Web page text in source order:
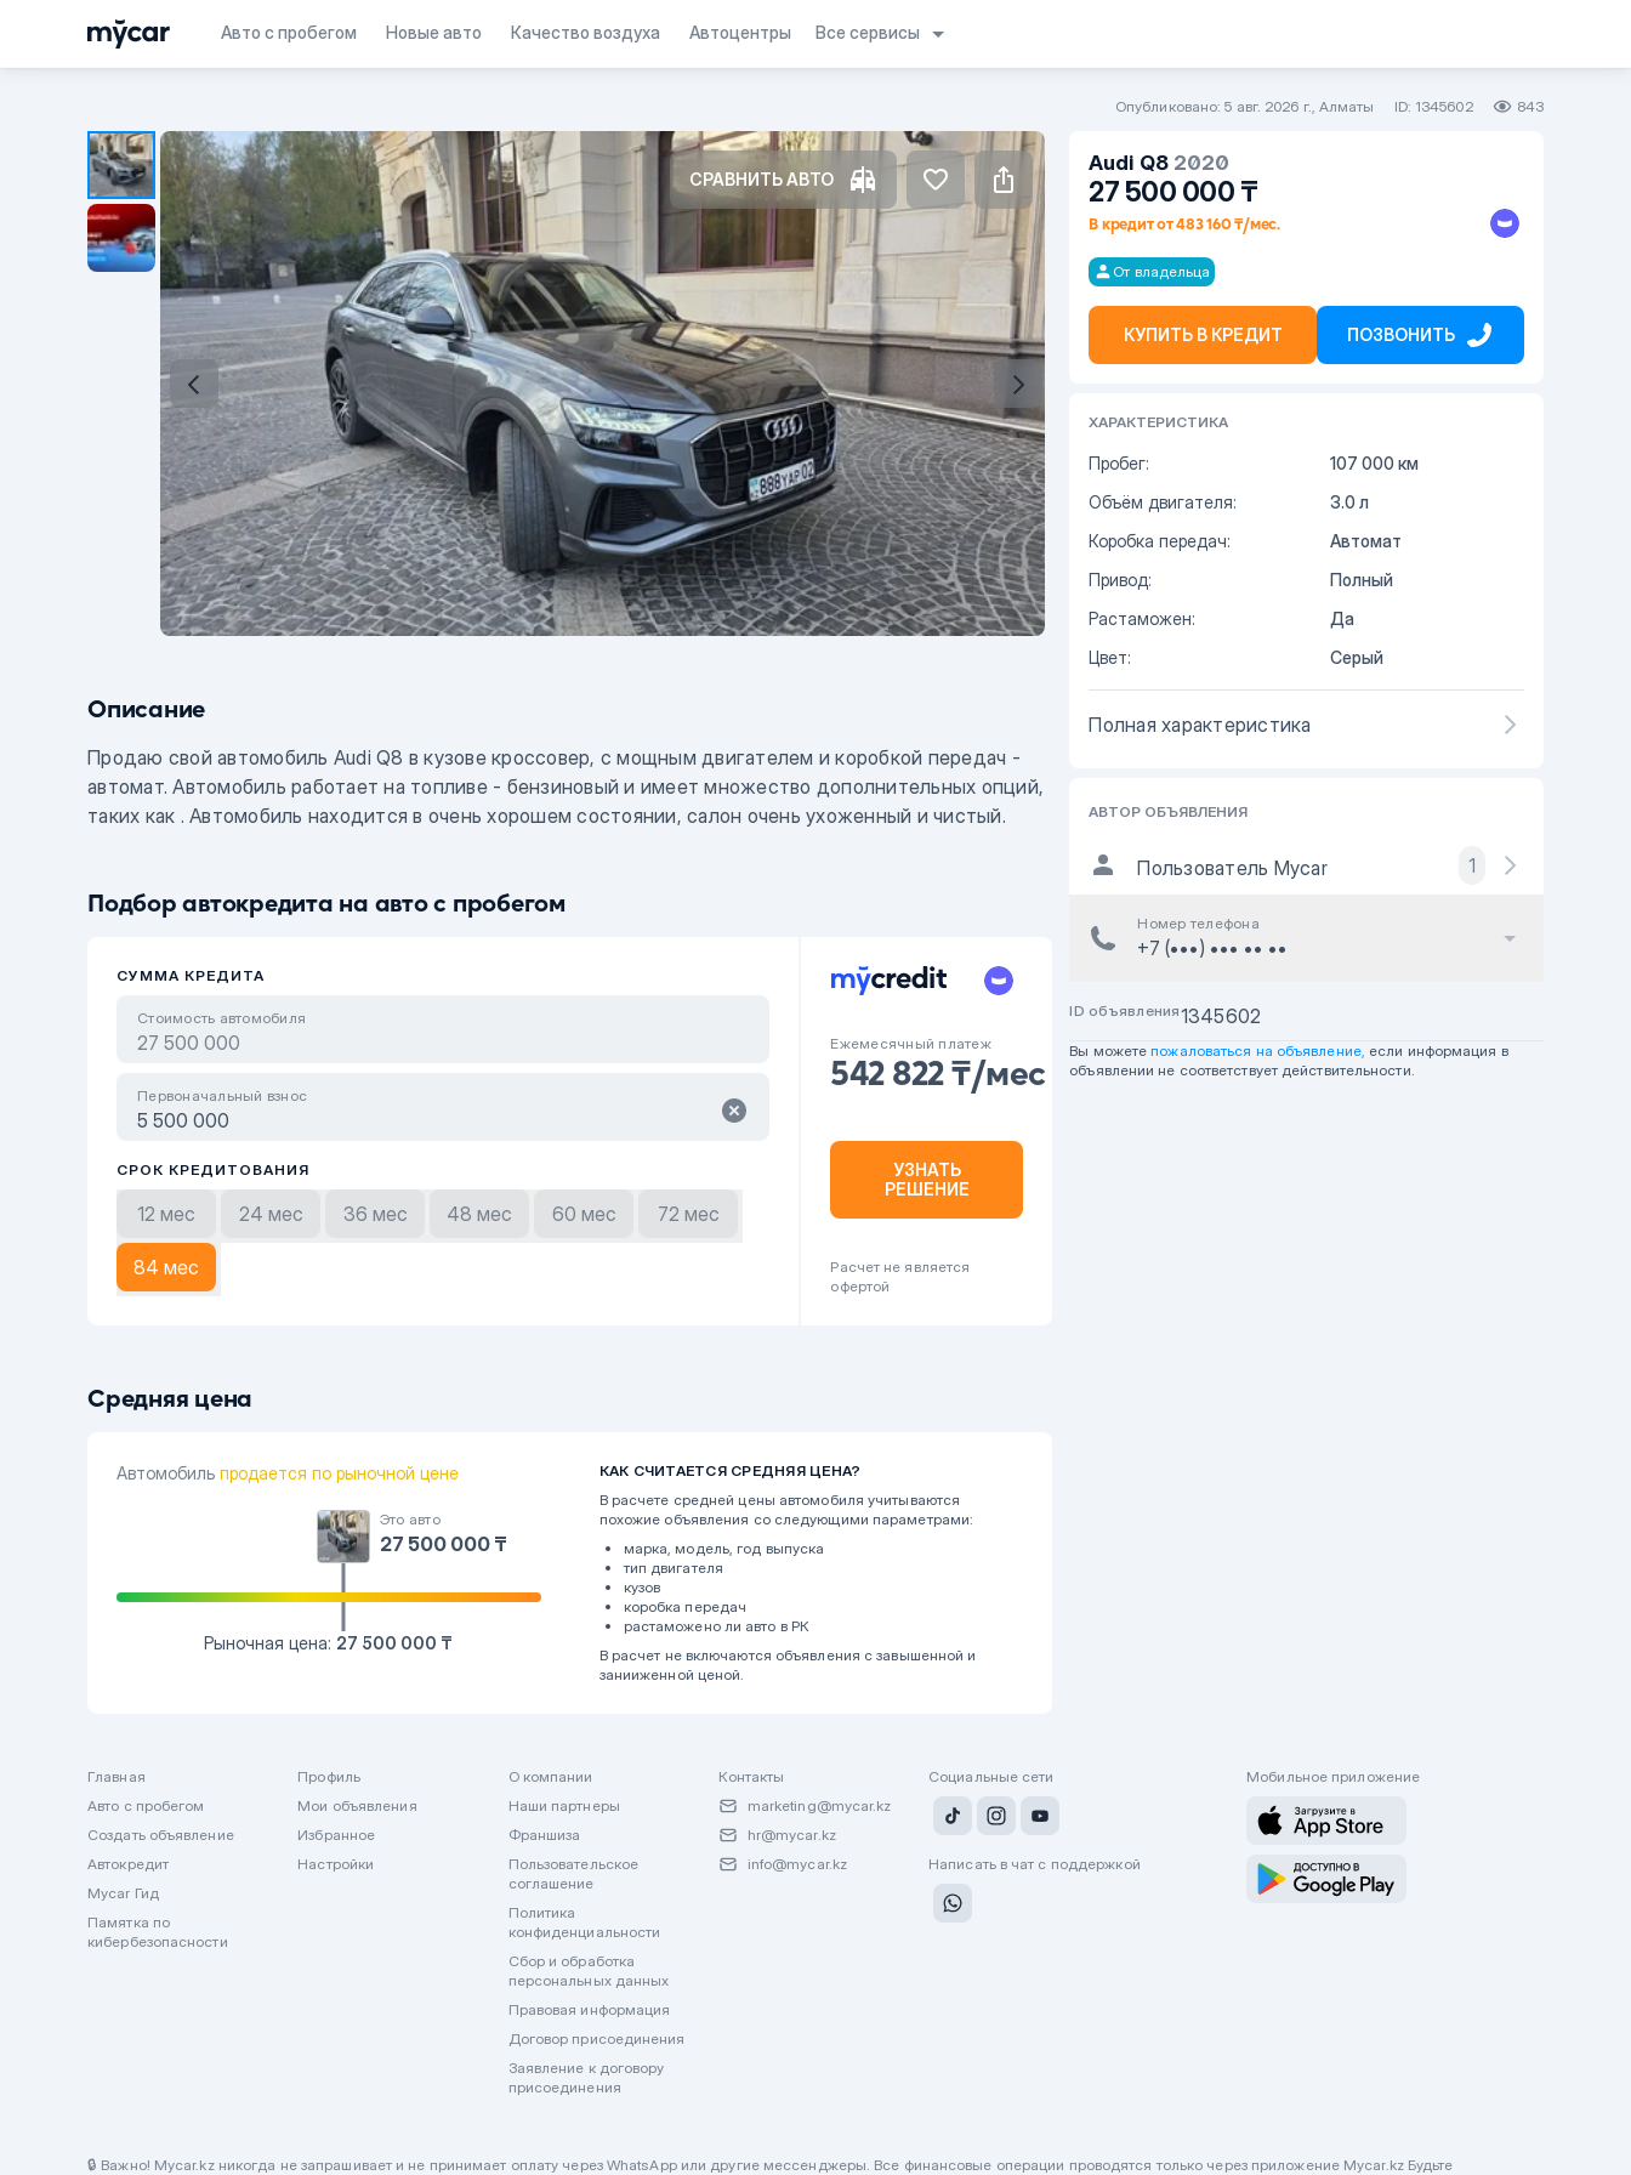
Авто с пробегом Новые авто Качество воздуха Автоцентры Все сервисы
Опубликовано: 5 авг. 2026 г., Алматы ID: 1345602 843
СРАВНИТЬ АВТО
Описание
Продаю свой автомобиль Audi Q8 в кузове кроссовер, с мощным двигателем и коробкой передач -
автомат. Автомобиль работает на топливе - бензиновый и имеет множество дополнительных опций,
таких как . Автомобиль находится в очень хорошем состоянии, салон очень ухоженный и чистый.
Подбор автокредита на авто с пробегом
СУММА КРЕДИТА
Стоимость автомобиля
Первоначальный взнос
СРОК КРЕДИТОВАНИЯ
12 мес 24 мес 36 мес 48 мес 60 мес 72 мес
84 мес
Ежемесячный платеж
542 822 ₸/мес
УЗНАТЬ
РЕШЕНИЕ
Расчет не является
офертой
Средняя цена
Автомобиль продается по рыночной цене
Это авто
27 500 000 ₸
Рыночная цена: 27 500 000 ₸
КАК СЧИТАЕТСЯ СРЕДНЯЯ ЦЕНА?
В расчете средней цены автомобиля учитываются
похожие объявления со следующими параметрами:
марка, модель, год выпуска
тип двигателя
кузов
коробка передач
растаможено ли авто в РК
В расчет не включаются объявления с завышенной и
занииженной ценой.
Audi Q8 2020
27 500 000 ₸
В кредит от 483 160 ₸/мес.
От владельца
КУПИТЬ В КРЕДИТ ПОЗВОНИТЬ
ХАРАКТЕРИСТИКА
Пробег:
107 000 км
Объём двигателя:
3.0 л
Коробка передач:
Автомат
Привод:
Полный
Растаможен:
Да
Цвет:
Серый
Полная характеристика
АВТОР ОБЪЯВЛЕНИЯ
Пользователь Mycar 1
Номер телефона
+7 (•••) ••• •• ••
ID объявления1345602
Вы можете пожаловаться на объявление, если информация в
объявлении не соответствует действительности.
Главная
Авто с пробегом
Создать объявление
Автокредит
Mycar Гид
Памятка по
кибербезопасности
Профиль
Мои объявления
Избранное
Настройки
О компании
Наши партнеры
Франшиза
Пользовательское
соглашение
Политика
конфиденциальности
Сбор и обработка
персональных данных
Правовая информация
Договор присоединения
Заявление к договору
присоединения
Контакты
marketing@mycar.kz
hr@mycar.kz
info@mycar.kz
Социальные сети
Написать в чат с поддержкой
Мобильное приложение
🔒 Важно! Mycar.kz никогда не запрашивает и не принимает оплату через WhatsApp или другие мессенджеры. Все финансовые операции проводятся только через приложение Mycar.kz Будьте